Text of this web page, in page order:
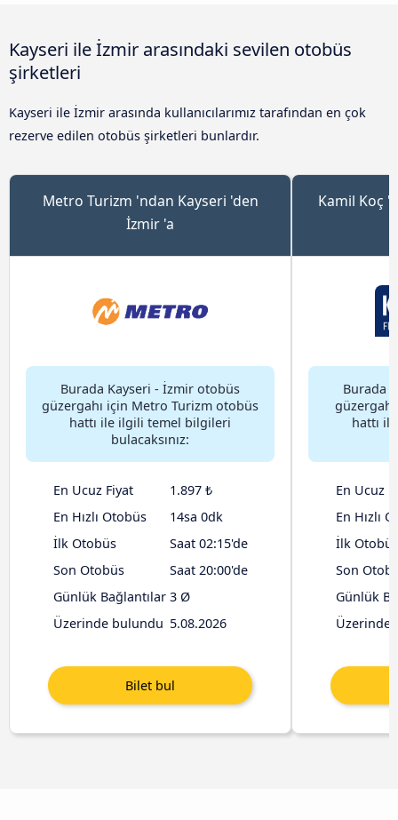
Kayseri ile İzmir arasındaki sevilen otobüs
şirketleri
Kayseri ile İzmir arasında kullanıcılarımız tarafından en çok
rezerve edilen otobüs şirketleri bunlardır.
Metro Turizm 'ndan Kayseri 'den
İzmir 'a
Burada Kayseri - İzmir otobüs
güzergahı için Metro Turizm otobüs
hattı ile ilgili temel bilgileri
bulacaksınız:
En Ucuz Fiyat
1.897 ₺
En Hızlı Otobüs
14sa 0dk
İlk Otobüs
Saat 02:15'de
Son Otobüs
Saat 20:00'de
Günlük Bağlantılar 3 Ø
Üzerinde bulundu 5.08.2026
Kamil Koç
Burada
hattı
En Ucuz
En Hızlı
İlk Otobüs
Son
Günlük
Üzerinde